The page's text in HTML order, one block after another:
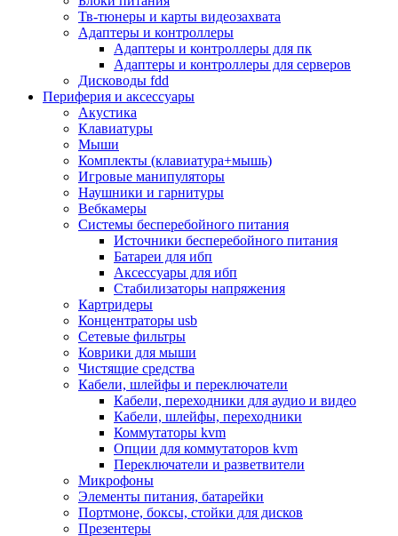
Оптические носители
Blu-ray
Cd-r
Cd-rw
Dvd-r
Dvdrw
Серверы
Программное обеспечение
Операционные системы
Антивирусное по
Офисные приложения
Неттопы, тонкие клиенты, платформы nuc
Микрокомпьютеры
Опции для компьютеров
Бытовая техника
Кухонная техника
Блендеры, измельчители
Блинницы
Вакуумные упаковщики
Весы кухонные
Гриль
Дистилляторы
Йогуртницы
Кофеварки и кофемашины
Кофемолки
Кухонные комбайны
Ломтерезки
Микроволновые печи
Миксеры
Мини-печи
Мойки
Мультиварки
Тв-тюнеры и карты видеозахвата
Адаптеры и контроллеры
Адаптеры и контроллеры для пк
Адаптеры и контроллеры для серверов
Дисководы fdd
Периферия и аксессуары
Акустика
Клавиатуры
Мыши
Комплекты (клавиатура+мышь)
Игровые манипуляторы
Наушники и гарнитуры
Вебкамеры
Системы бесперебойного питания
Источники бесперебойного питания
Батареи для ибп
Аксессуары для ибп
Стабилизаторы напряжения
Картридеры
Концентраторы usb
Сетевые фильтры
Коврики для мыши
Чистящие средства
Кабели, шлейфы и переключатели
Кабели, переходники для аудио и видео
Кабели, шлейфы, переходники
Коммутаторы kvm
Опции для коммутаторов kvm
Переключатели и разветвители
Микрофоны
Элементы питания, батарейки
Портмоне, боксы, стойки для дисков
Презентеры